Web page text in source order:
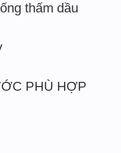
thấm dầu
PHÙ HỢP